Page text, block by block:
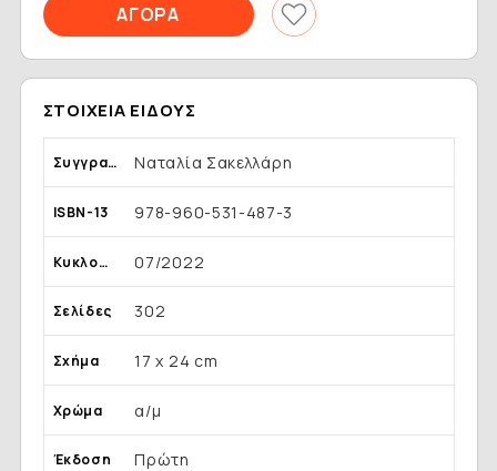
ΣΤΟΙΧΕΊΑ ΕΊΔΟΥΣ
Συγγραφέας Ναταλία Σακελλάρη
ISBN-13 978-960-531-487-3
Κυκλοφορία 07/2022
Σελίδες 302
Σχήμα 17 x 24 cm
Χρώμα α/μ
Έκδοση Πρώτη